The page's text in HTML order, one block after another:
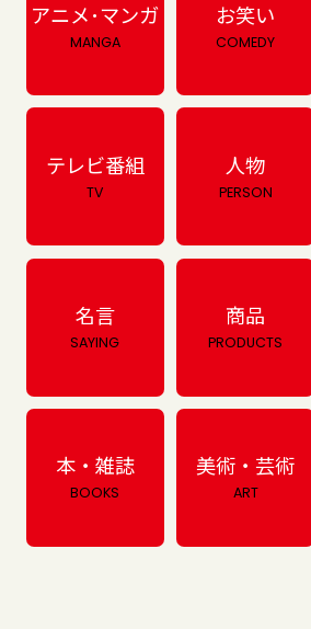
アニメ･マンガ
MANGA
お笑い
COMEDY
テレビ番組
TV
人物
PERSON
名言
SAYING
商品
PRODUCTS
本・雑誌
BOOKS
美術・芸術
ART